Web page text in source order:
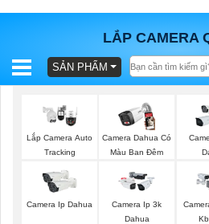
LẮP CAMERA
BÁO
TRỌN
GÓI
SẢN
SẢN PHẨM
Lắp Camera Auto
Tracking
Camera Dahua Có
Màu Ban Đêm
Camera Ip Dahua
Camera Ip 3k
Dahua